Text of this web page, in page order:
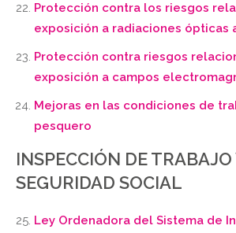
Protección contra los riesgos
exposición a radiaciones ópticas
Protección contra riesgos
exposición a campos
Mejoras en las condiciones de
pesquero
INSPECCIÓN DE TRABAJO
SEGURIDAD SOCIAL
Ley Ordenadora del Sistema de